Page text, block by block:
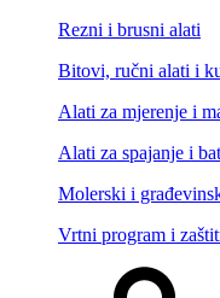
Rezni i brusni alati
Bitovi, ručni alati i
Alati za mjerenje i
Alati za spajanje i
Molerski i
Vrtni program i